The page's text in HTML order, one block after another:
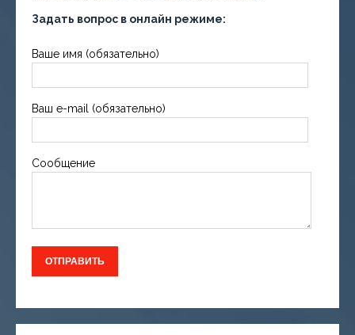
Задать вопрос в онлайн режиме:
Ваше имя (обязательно)
Ваш e-mail (обязательно)
Сообщение